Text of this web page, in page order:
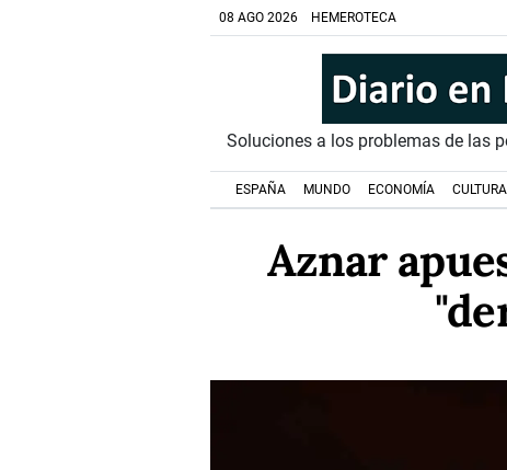
08 AGO 2026 HEMEROTECA
Soluciones a los problemas de las
ESPAÑA MUNDO ECONOMÍA CULTURA
Aznar